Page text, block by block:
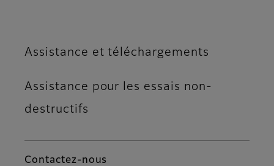
Assistance et téléchargements
Assistance pour les essais non-
destructifs
Contactez-nous